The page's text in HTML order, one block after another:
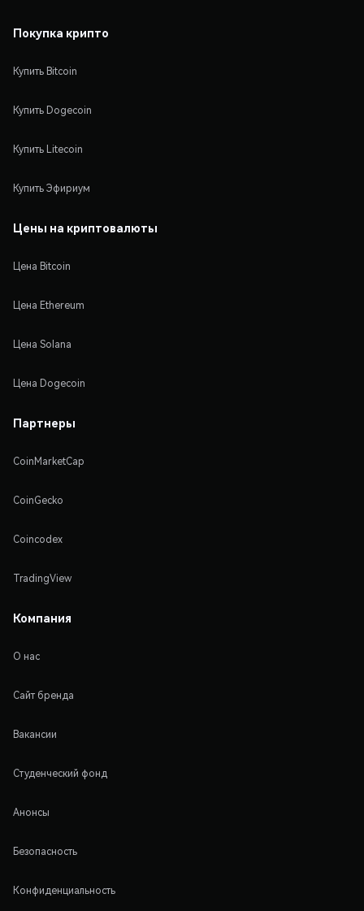
Покупка крипто
Купить Bitcoin
Купить Dogecoin
Купить Litecoin
Купить Эфириум
Цены на криптовалюты
Цена Bitcoin
Цена Ethereum
Цена Solana
Цена Dogecoin
Партнеры
CoinMarketCap
CoinGecko
Coincodex
TradingView
Компания
О нас
Сайт бренда
Вакансии
Студенческий фонд
Анонсы
Безопасность
Конфиденциальность